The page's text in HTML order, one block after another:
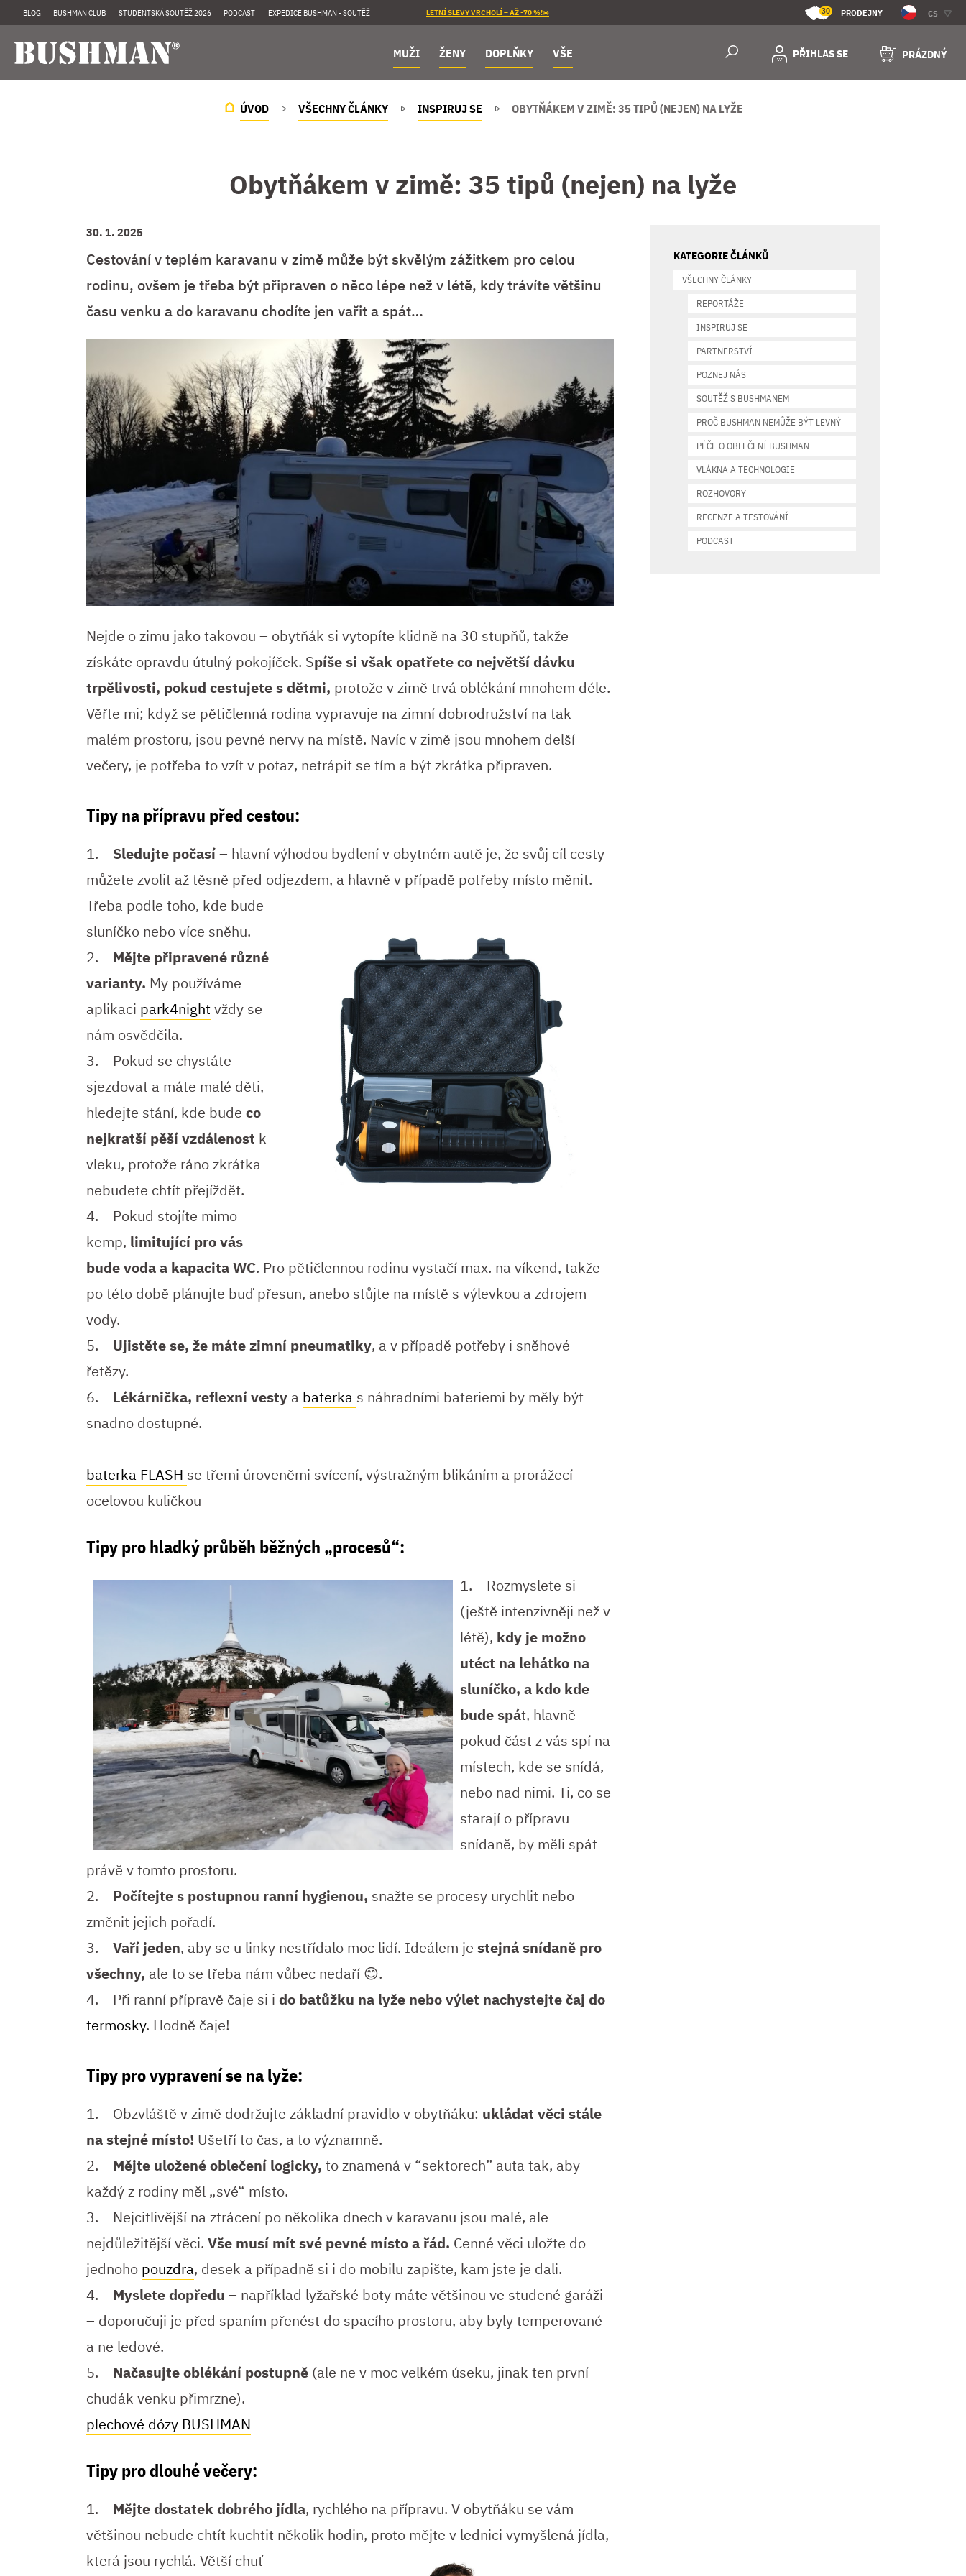
BLOG BUSHMAN CLUB STUDENTSKÁ SOUTĚŽ 2026 PODCAST EXPEDICE BUSHMAN - SOUTĚŽ LETNÍ SLEVY VRCHOLÍ – AŽ -70 %!☀️ 30 PRODEJNY CS
MUŽI ŽENY DOPLŇKY VŠE PŘIHLAS SE PRÁZDNÝ
ÚVOD VŠECHNY ČLÁNKY INSPIRUJ SE OBYTŇÁKEM V ZIMĚ: 35 TIPŮ (NEJEN) NA LYŽE
Obytňákem v zimě: 35 tipů (nejen) na lyže
30. 1. 2025
Cestování v teplém karavanu v zimě může být skvělým zážitkem pro celou
rodinu, ovšem je třeba být připraven o něco lépe než v létě, kdy trávíte většinu
času venku a do karavanu chodíte jen vařit a spát…
Nejde o zimu jako takovou – obytňák si vytopíte klidně na 30 stupňů, takže
získáte opravdu útulný pokojíček. Spíše si však opatřete co největší dávku
trpělivosti, pokud cestujete s dětmi, protože v zimě trvá oblékání mnohem déle.
Věřte mi; když se pětičlenná rodina vypravuje na zimní dobrodružství na tak
malém prostoru, jsou pevné nervy na místě. Navíc v zimě jsou mnohem delší
večery, je potřeba to vzít v potaz, netrápit se tím a být zkrátka připraven.
Tipy na přípravu před cestou:
1. Sledujte počasí– hlavní výhodou bydlení v obytném autě je, že svůj cíl cesty
můžete zvolit až těsně před odjezdem, a hlavně v případě potřeby místo měnit.
Třeba podle toho, kde bude
sluníčko nebo více sněhu.
2.
Mějte připravené různé
varianty. My používáme
aplikaci park4nightvždy se
nám osvědčila.
3. Pokud se chystáte
sjezdovat a máte malé děti,
hledejte stání, kde bude co
nejkratší pěší vzdálenost k
vleku, protože ráno zkrátka
nebudete chtít přejíždět.
4. Pokud stojíte mimo
kemp, limitující pro vás
bude voda a kapacita WC. Pro pětičlennou rodinu vystačí max. na víkend, takže
po této době plánujte buď přesun, anebo stůjte na místě s výlevkou a zdrojem
vody.
5. Ujistěte se, že máte zimní pneumatiky, a v případě potřeby i sněhové
řetězy.
6.
Lékárnička, reflexní vesty a baterka s náhradními bateriemi by měly být
snadno dostupné.
baterka FLASH se třemi úroveněmi svícení, výstražným blikáním a prorážecí
ocelovou kuličkou
Tipy pro hladký průběh běžných „procesů“:
1. Rozmyslete si
(ještě intenzivněji než v
létě), kdy je možno
utéct na lehátko na
sluníčko, a kdo kde
bude spát, hlavně
pokud část z vás spí na
místech, kde se snídá,
nebo nad nimi. Ti, co se
starají o přípravu
snídaně, by měli spát
právě v tomto prostoru.
2. Počítejte s postupnou ranní hygienou, snažte se procesy urychlit nebo
změnit jejich pořadí.
3. Vaří jeden, aby se u linky nestřídalo moc lidí. Ideálem je stejná snídaně pro
všechny, ale to se třeba nám vůbec nedaří 😊.
4. Při ranní přípravě čaje si i do batůžku na lyže nebo výlet nachystejte čaj do
termosky. Hodně čaje!
Tipy pro vypravení se na lyže:
1. Obzvláště v zimě dodržujte základní pravidlo v obytňáku: ukládat věci stále
na stejné místo! Ušetří to čas, a to významně.
2.
Mějte uložené oblečení logicky, to znamená v “sektorech” auta tak, aby
každý z rodiny měl „své“ místo.
3. Nejcitlivější na ztrácení po několika dnech v karavanu jsou malé, ale
nejdůležitější věci. Vše musí mít své pevné místo a řád. Cenné věci uložte do
jednoho pouzdra, desek a případně si i do mobilu zapište, kam jste je dali.
4. Myslete dopředu – například lyžařské boty máte většinou ve studené garáži
– doporučuji je před spaním přenést do spacího prostoru, aby byly temperované
a ne ledové.
5. Načasujte oblékání postupně (ale ne v moc velkém úseku, jinak ten první
chudák venku přimrzne).
plechové dózy BUSHMAN
Tipy pro dlouhé večery:
1. Mějte dostatek dobrého jídla, rychlého na přípravu. V obytňáku se vám
většinou nebude chtít kuchtit několik hodin, proto mějte v lednici vymyšlená jídla,
která jsou rychlá. Větší chuť
KATEGORIE ČLÁNKŮ
VŠECHNY ČLÁNKY
REPORTÁŽE
INSPIRUJ SE
PARTNERSTVÍ
POZNEJ NÁS
SOUTĚŽ S BUSHMANEM
PROČ BUSHMAN NEMŮŽE BÝT LEVNÝ
PÉČE O OBLEČENÍ BUSHMAN
VLÁKNA A TECHNOLOGIE
ROZHOVORY
RECENZE A TESTOVÁNÍ
PODCAST